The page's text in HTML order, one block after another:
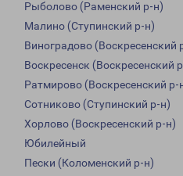
Рыболово (Раменский р-н)
Малино (Ступинский р-н)
Виноградово (Воскресенский
Воскресенск (Воскресенский
Ратмирово (Воскресенский р-
Сотниково (Ступинский р-н)
Хорлово (Воскресенский р-н)
Юбилейный
Пески (Коломенский р-н)